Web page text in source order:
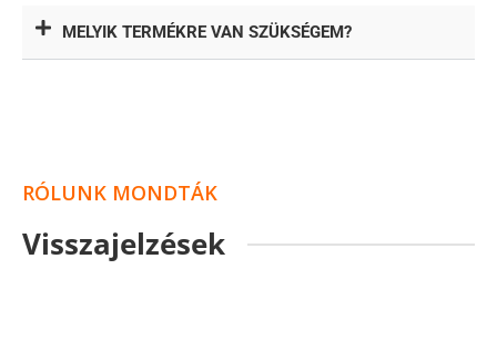
MELYIK TERMÉKRE VAN SZÜKSÉGEM?
RÓLUNK MONDTÁK
Visszajelzések